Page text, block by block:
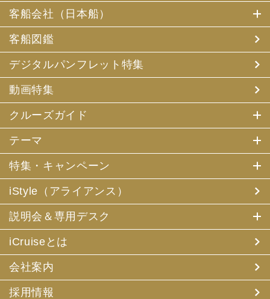
客船会社（日本船）
客船図鑑
デジタルパンフレット特集
動画特集
クルーズガイド
テーマ
特集・キャンペーン
iStyle（アライアンス）
説明会＆専用デスク
iCruiseとは
会社案内
採用情報